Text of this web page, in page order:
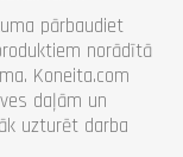
pārbaudiet
norādītā
Koneita.com
daļām un
uzturēt darba